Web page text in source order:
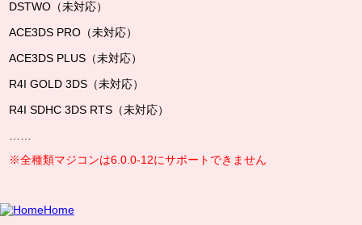
DSTWO（未対応）
ACE3DS PRO（未対応）
ACE3DS PLUS（未対応）
R4I GOLD 3DS（未対応）
R4I SDHC 3DS RTS（未対応）
※全種類マジコンは6.0.0-12にサポートできません
Home